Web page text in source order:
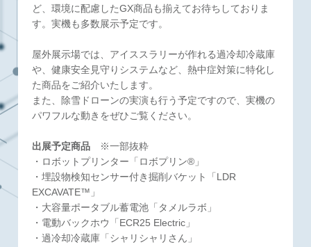
ど、環境に配慮したGX商品も揃えてお待ちしておりま
す。実機も多数展示予定です。
屋外展示場では、アイススラリーが作れる過冷却冷蔵庫
や、健康安全見守りシステムなど、熱中症対策に特化し
た商品をご紹介いたします。
また、除雪ドローンの実演も行う予定ですので、実機の
パワフルな動きをぜひご覧ください。
出展予定商品※一部抜粋
・ロボットプリンター「ロボプリン®」
・埋設物検知センサー付き掘削バケット「LDR
EXCAVATE™」
・大容量ポータブル蓄電池「タメルラボ」
・電動バックホウ「ECR25 Electric」
・過冷却冷蔵庫「シャリシャリさん」